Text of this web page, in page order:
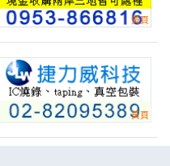
單
立即報價
10S (3.0 mm)